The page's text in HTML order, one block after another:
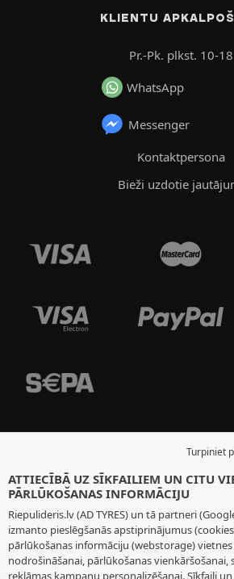
KLIENTU
Pr.-Pk. plkst. 10-18
WhatsApp
Messenger
Kontaktpersona
Bieži uzdotie
Turpiniet
ATTIECĪBĀ UZ SĪKFAILIEM UN CITU
PĀRLŪKOŠANAS INFORMĀCIJU
Riepulideris.lv (AD TYRES) un tā partneri
izmanto pieslēgšanās apstiprinājumus
pārlūkošanas informāciju (webstorage)
nodrošināšanai, pārlūkošanas
reklāmas kampaņu personalizēšanai. Sīkfaili